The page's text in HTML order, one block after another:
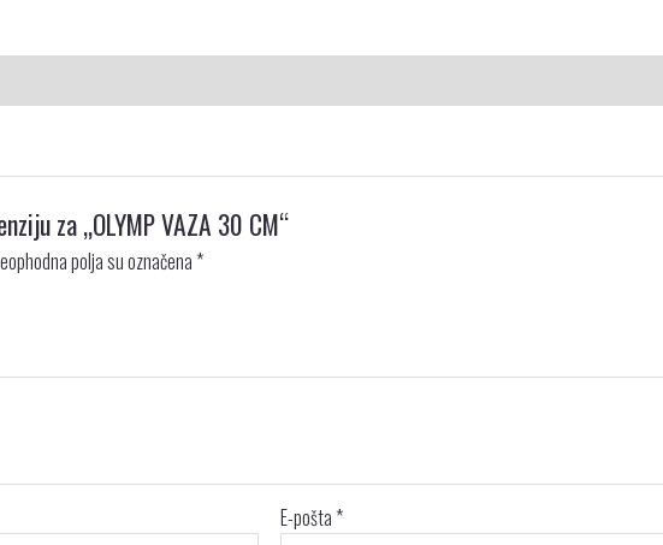
za „OLYMP VAZA 30 CM“
polja su označena *
E-pošta *